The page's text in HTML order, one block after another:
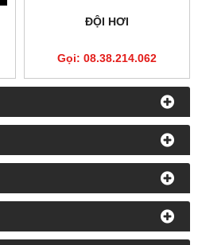
ĐỘI HƠI
Gọi: 08.38.214.062